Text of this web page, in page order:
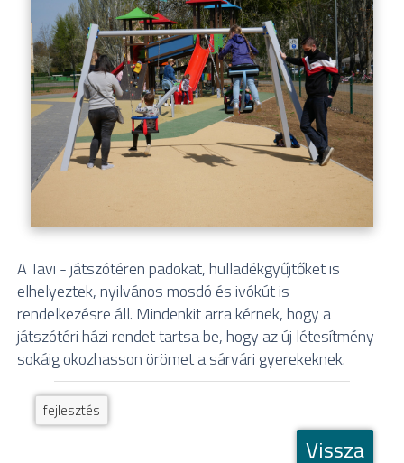
A Tavi - játszótéren padokat, hulladékgyűjtőket is
elhelyeztek, nyilvános mosdó és ivókút is
rendelkezésre áll. Mindenkit arra kérnek, hogy a
játszótéri házi rendet tartsa be, hogy az új létesítmény
sokáig okozhasson örömet a sárvári gyerekeknek.
fejlesztés
Vissza